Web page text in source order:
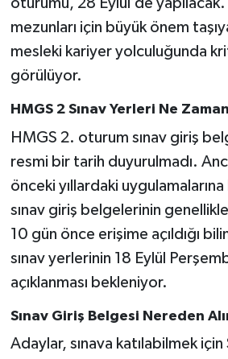
oturumu, 28 Eylül’de
mezunları için büyük önem
mesleki kariyer yolculuğunda
görülüyor.
HMGS 2 Sınav Yerleri Ne
HMGS 2. oturum sınav giriş
resmi bir tarih duyurulmadı.
önceki yıllardaki uygulamalarına
sınav giriş belgelerinin genellikle
10 gün önce erişime açıldığı
sınav yerlerinin 18 Eylül
açıklanması bekleniyor.
Sınav Giriş Belgesi Nereden
Adaylar, sınava katılabilmek için
Yerel
İletişim
Künye